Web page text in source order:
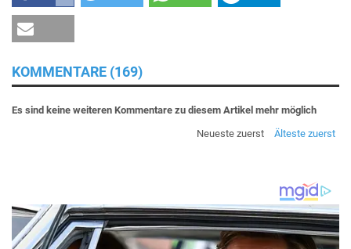
KOMMENTARE (169)
Es sind keine weiteren Kommentare zu diesem Artikel mehr möglich
Neueste zuerst
Älteste zuerst